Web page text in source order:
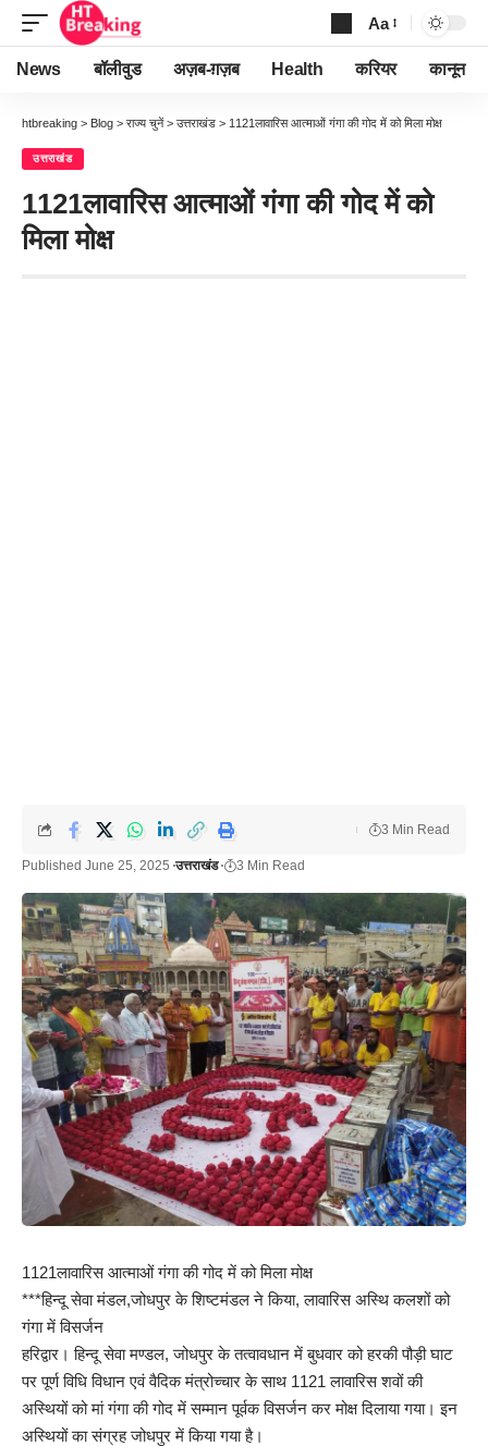
Font
Resizer
Aa
News बॉलीवुड अज़ब-ग़ज़ब Health करियर कानून
htbreaking > Blog > राज्य चुनें > उत्तराखंड > 1121लावारिस आत्माओं गंगा की गोद में को मिला मोक्ष
उत्तराखंड
1121लावारिस आत्माओं गंगा की गोद में को
मिला मोक्ष
Published June 25, 2025 उत्तराखंड 3 Min Read
3 Min Read
1121लावारिस आत्माओं गंगा की गोद में को मिला मोक्ष
***हिन्दू सेवा मंडल,जोधपुर के शिष्टमंडल ने किया, लावारिस अस्थि कलशों को
गंगा में विसर्जन
हरिद्वार। हिन्दू सेवा मण्डल, जोधपुर के तत्वावधान में बुधवार को हरकी पौड़ी घाट
पर पूर्ण विधि विधान एवं वैदिक मंत्रोच्चार के साथ 1121 लावारिस शवों की
अस्थियों को मां गंगा की गोद में सम्मान पूर्वक विसर्जन कर मोक्ष दिलाया गया। इन
अस्थियों का संग्रह जोधपुर में किया गया है।